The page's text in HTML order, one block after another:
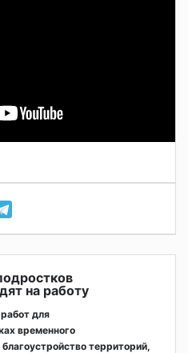
на работу
для
временного
территорий,